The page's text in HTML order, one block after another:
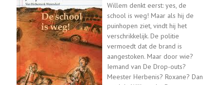
Willem denkt eerst: yes, de
school is weg! Maar als hij de
puinhopen ziet, vindt hij het
verschrikkelijk. De politie
vermoedt dat de brand is
aangestoken. Maar door wie?
Iemand van De Drop-outs?
Meester Herbenis? Roxane? Dan